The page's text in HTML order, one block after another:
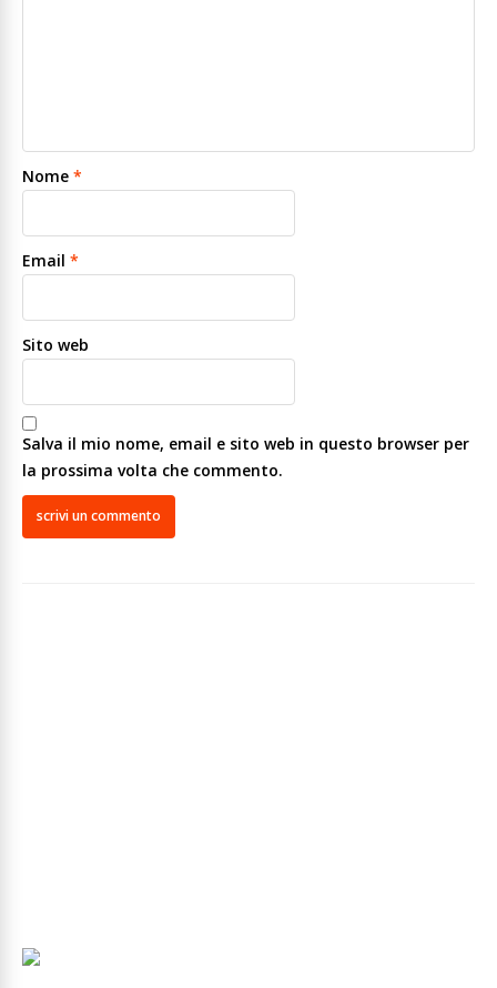
Nome *
Email *
Sito web
Salva il mio nome, email e sito web in questo browser per
la prossima volta che commento.